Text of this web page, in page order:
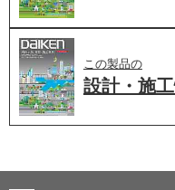
この製品の
設計・施